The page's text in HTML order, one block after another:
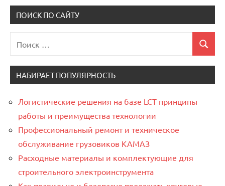
ПОИСК ПО САЙТУ
для:
Поиск
НАБИРАЕТ ПОПУЛЯРНОСТЬ
Логистические решения на базе LCT принципы
работы и преимущества технологии
Профессиональный ремонт и техническое
обслуживание грузовиков КАМАЗ
Расходные материалы и комплектующие для
строительного электроинструмента